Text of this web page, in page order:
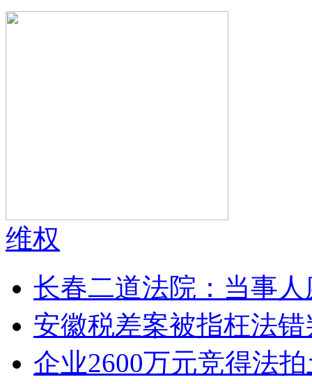
维权
长春二道法院：当事
安徽税差案被指枉法
企业2600万元竞得法